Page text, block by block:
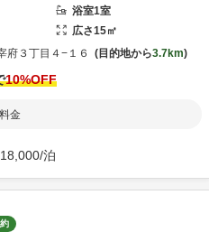
浴室1室
広さ15㎡
府３丁目４−１６ 目的地から3.7km
10%OFF
金
18,000/泊